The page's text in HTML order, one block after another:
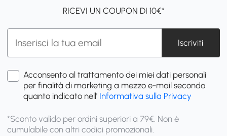
RICEVI UN COUPON DI 10€*
Iscriviti
Acconsento al trattamento dei miei dati personali
per finalità di marketing a mezzo e-mail secondo
quanto indicato nell' Informativa sulla Privacy
*Sconto valido per ordini superiori a 79€. Non è
cumulabile con altri codici promozionali.